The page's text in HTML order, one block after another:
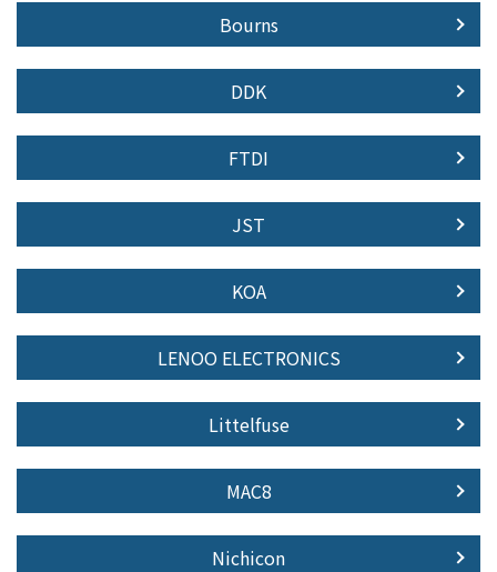
Bourns
DDK
FTDI
JST
KOA
LENOO ELECTRONICS
Littelfuse
MAC8
Nichicon